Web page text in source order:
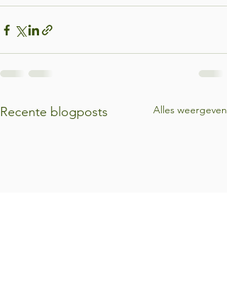
Recente blogposts Alles weergeven